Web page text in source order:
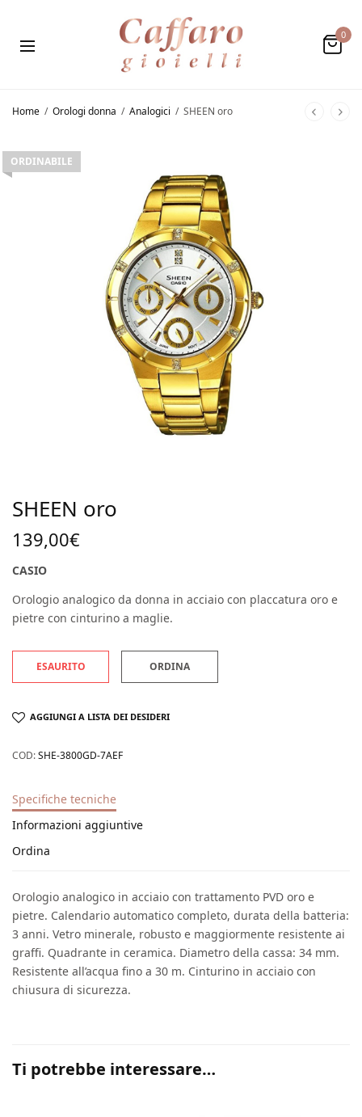
0
Home / Orologi donna / Analogici / SHEEN oro
ORDINABILE
SHEEN oro
139,00€
CASIO
Orologio analogico da donna in acciaio con placcatura oro e
pietre con cinturino a maglie.
ESAURITO ORDINA
AGGIUNGI A LISTA DEI DESIDERI
COD:SHE-3800GD-7AEF
Specifiche tecniche
Informazioni aggiuntive
Ordina
Orologio analogico in acciaio con trattamento PVD oro e
pietre. Calendario automatico completo, durata della batteria:
3 anni. Vetro minerale, robusto e maggiormente resistente ai
graffi. Quadrante in ceramica. Diametro della cassa: 34 mm.
Resistente all’acqua fino a 30 m. Cinturino in acciaio con
chiusura di sicurezza.
Ti potrebbe interessare…